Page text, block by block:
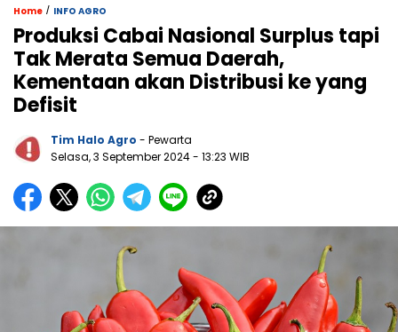
Home / INFO AGRO
Produksi Cabai Nasional Surplus tapi
Tak Merata Semua Daerah,
Kementaan akan Distribusi ke yang
Defisit
Tim Halo Agro - Pewarta
Selasa, 3 September 2024- 13:23 WIB